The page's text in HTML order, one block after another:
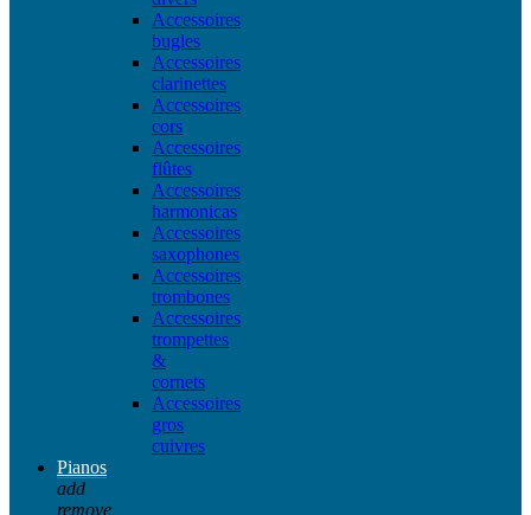
Accessoires
bugles
Accessoires
clarinettes
Accessoires
cors
Accessoires
flûtes
Accessoires
harmonicas
Accessoires
saxophones
Accessoires
trombones
Accessoires
trompettes
&
cornets
Accessoires
gros
cuivres
Pianos
add
remove